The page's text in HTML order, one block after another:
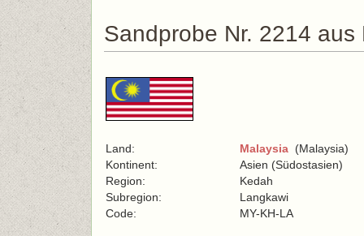
Sandprobe Nr. 2214 aus
Land: Malaysia (Malaysia)
Kontinent:
Asien (Südostasien)
Region:
Kedah
Subregion:
Langkawi
Code:
MY-KH-LA